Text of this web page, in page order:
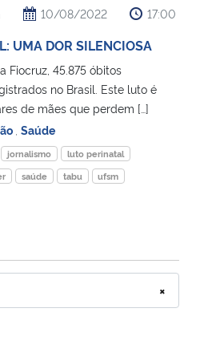
e Comunicações
Direitos Humanos
10/08/2022 17:00
UMA DOR SILENCIOSA
Fiocruz, 45.875 óbitos
no Brasil. Este luto é
de mães que perdem […]
Saúde
jornalismo
luto perinatal
saúde tabu ufsm
×